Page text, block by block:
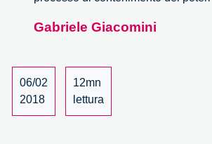
Gabriele Giacomini
06/02
2018
12mn
lettura